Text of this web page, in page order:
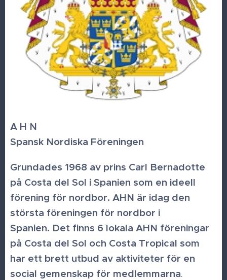
A H N
Spansk Nordiska Föreningen
Grundades 1968 av prins Carl Bernadotte
på Costa del Sol i Spanien som en ideell
förening för nordbor. AHN är idag den
största föreningen för nordbor i
Spanien. Det finns 6 lokala AHN föreningar
på Costa del Sol och Costa Tropical som
har ett brett utbud av aktiviteter för en
social gemenskap för medlemmarna.